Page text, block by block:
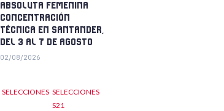
ABSOLUTA FEMENINA
CONCENTRACIÓN
TÉCNICA EN SANTANDER,
DEL 3 AL 7 DE AGOSTO
02/08/2026
SELECCIONES SELECCIONES
S21